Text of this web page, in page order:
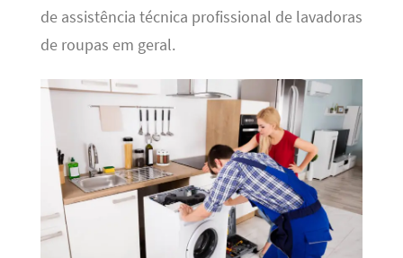
de assistência técnica profissional de lavadoras
de roupas em geral.